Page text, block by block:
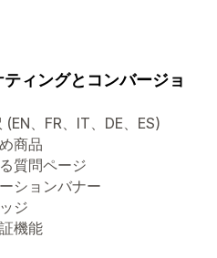
ティングとコンバージョ
(EN、FR、IT、DE、ES)
商品
質問ページ
ションバナー
ジ
機能